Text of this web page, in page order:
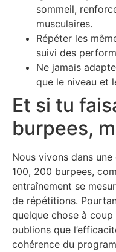
sommeil,
musculaires.
Répéter les
suivi des
Ne jamais
que le niveau et
Et si tu
burpees,
Nous vivons dans
100, 200 burpees,
entraînement se
de répétitions.
quelque chose à
oublions que
cohérence du